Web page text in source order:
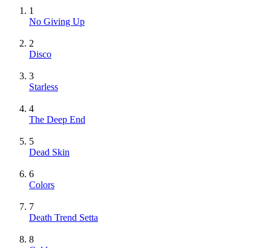
1
No Giving Up
2
Disco
3
Starless
4
The Deep End
5
Dead Skin
6
Colors
7
Death Trend Setta
8